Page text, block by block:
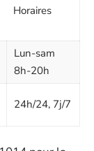
Horaires
Lun-sam
8h-20h
24h/24, 7j/7